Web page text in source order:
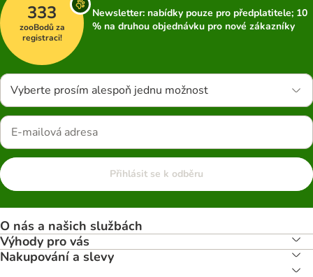
333
zooBodů za
registraci!
Newsletter: nabídky pouze pro předplatitele; 10
% na druhou objednávku pro nové zákazníky
Vyberte prosím alespoň jednu možnost
Přihlásit se k odběru
O nás a našich službách
Výhody pro vás
Nakupování a slevy